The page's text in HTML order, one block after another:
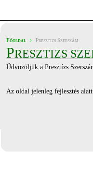
Főoldal Presztizs Szerszám
PRESZTIZS
Üdvözöljük a Presztízs
Az oldal jelenleg fejlesztés